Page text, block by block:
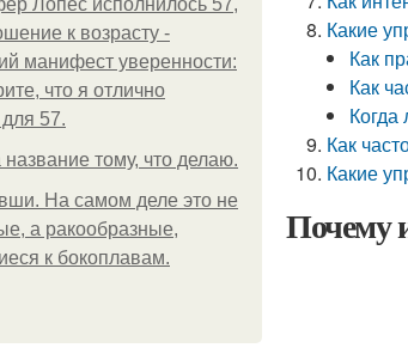
Лопес исполнилось 57,
к возрасту -
манифест уверенности:
что я отлично
57.
тому, что делаю.
На самом деле это не
а ракообразные,
к бокоплавам.
Какие
Как
Как
Как
Какие
Почему